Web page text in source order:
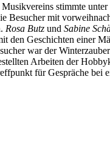
stimmte
Besucher mit
Rosa Butz und Sabine
den Geschichten einer
war der
Arbeiten der
für Gespräche bei